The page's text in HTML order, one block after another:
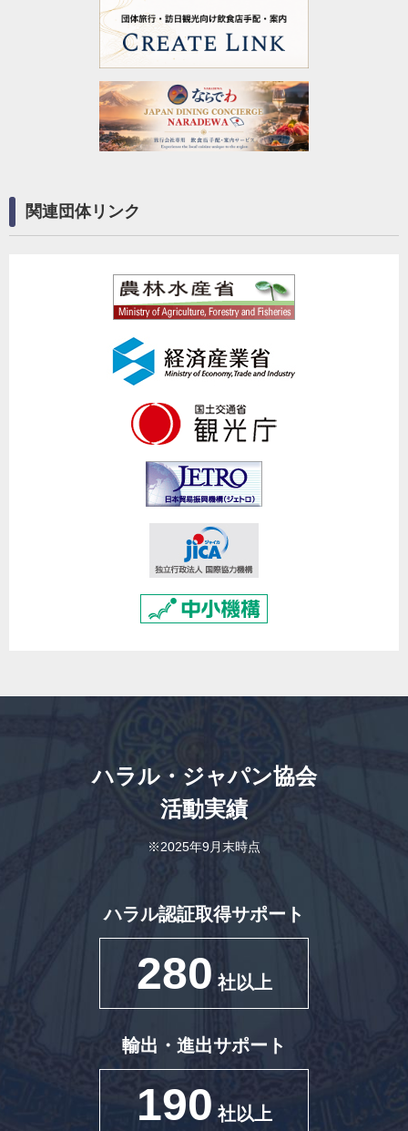
関連団体リンク
ハラル・ジャパン協会
活動実績
※2025年9月末時点
ハラル認証取得サポート
280 社以上
輸出・進出サポート
190 社以上